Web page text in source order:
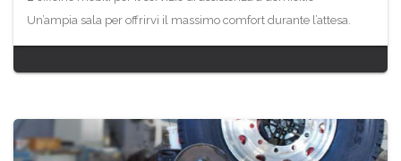
Un’ampia sala per offrirvi il massimo comfort durante l’attesa.